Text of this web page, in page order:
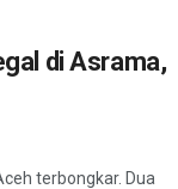
di Asrama,
terbongkar. Dua